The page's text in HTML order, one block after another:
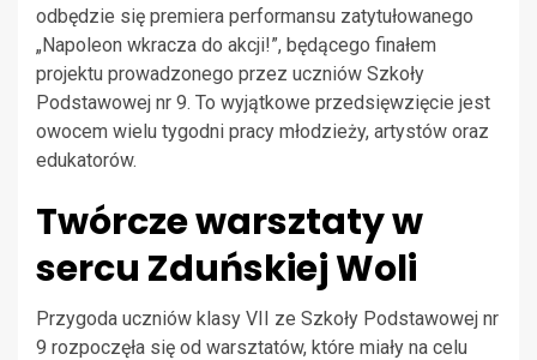
odbędzie się premiera performansu zatytułowanego
„Napoleon wkracza do akcji!”, będącego finałem
projektu prowadzonego przez uczniów Szkoły
Podstawowej nr 9. To wyjątkowe przedsięwzięcie jest
owocem wielu tygodni pracy młodzieży, artystów oraz
edukatorów.
Twórcze warsztaty w
sercu Zduńskiej Woli
Przygoda uczniów klasy VII ze Szkoły Podstawowej nr
9 rozpoczęła się od warsztatów, które miały na celu